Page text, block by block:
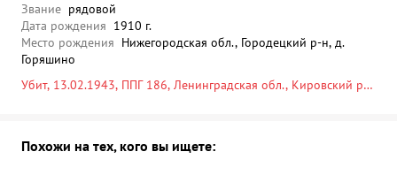
Звание рядовой
Дата рождения 1910 г.
Место рождения Нижегородская обл., Городецкий р-н, д.
Горяшино
Убит, 13.02.1943, ППГ 186, Ленинградская обл., Кировский р-
Похожи на тех, кого вы ищете: